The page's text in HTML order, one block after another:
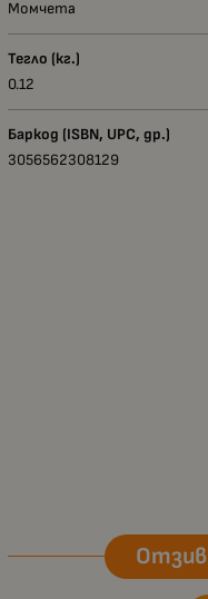
Момчета
Тегло (кг.)
0.12
Баркод (ISBN, UPC, др.)
3056562308129